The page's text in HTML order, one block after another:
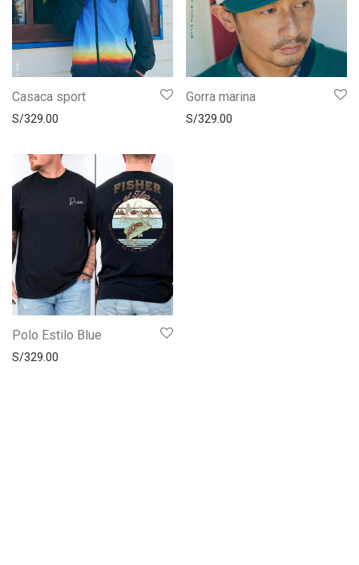
Casaca sport
S/329.00
Gorra marina
S/329.00
Polo Estilo Blue
S/329.00